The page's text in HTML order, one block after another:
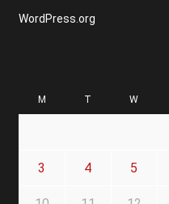
WordPress.org
M T W
3 4 5